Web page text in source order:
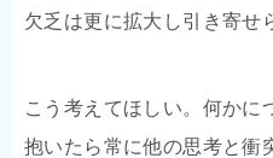
欠乏は更に拡大し引き寄せ
こう考えてほしい。何かに
抱いたら常に他の思考と衝